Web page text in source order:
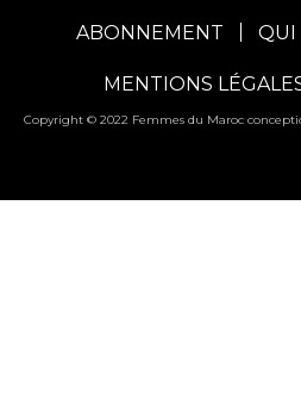
ABONNEMENT QUI
MENTIONS
Copyright © 2022 Femmes du Maroc